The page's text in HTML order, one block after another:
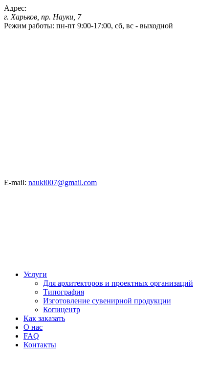
Адрес:
г. Харьков, пр. Науки, 7
Режим работы: пн-пт 9:00-17:00, сб, вс - выходной
E-mail: nauki007@gmail.com
Услуги
Для архитекторов и проектных организаций
Типография
Изготовление сувенирной продукции
Копицентр
Как заказать
О нас
FAQ
Контакты